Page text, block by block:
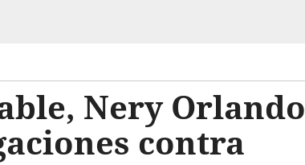
Nery Orlando
contra